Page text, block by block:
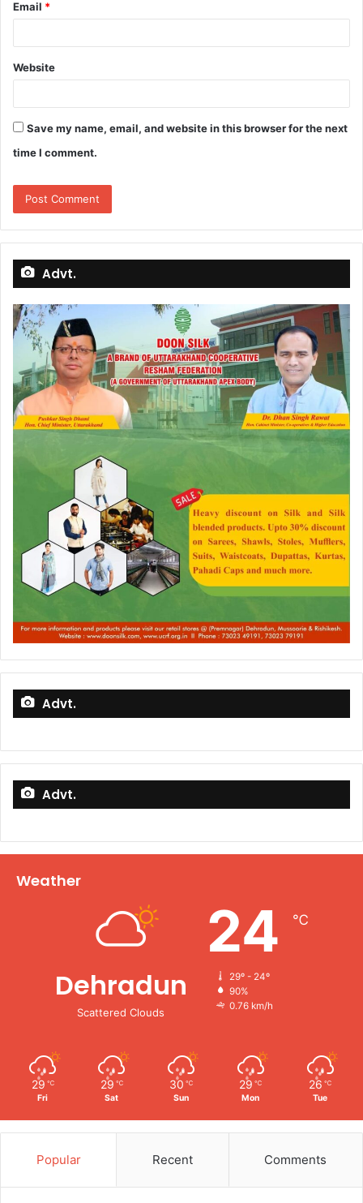
Email *
Website
Save my name, email, and website in this browser for the next
time I comment.
Advt.
Advt.
Advt.
Weather
Dehradun
Scattered Clouds
24 ℃
29º - 24º
90%
0.76 km/h
29 ℃
Fri
29 ℃
Sat
30 ℃
Sun
29 ℃
Mon
26 ℃
Tue
Popular Recent Comments